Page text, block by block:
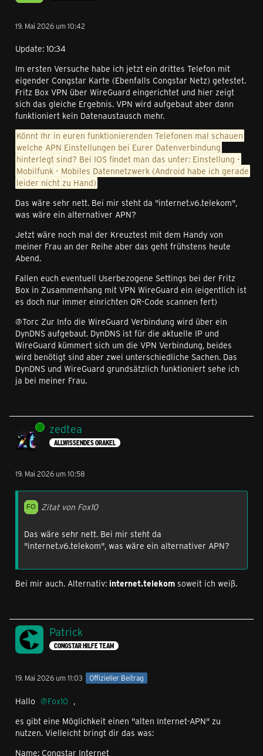
19. Mai 2026 um 10:42
Update: 10:34
Im ersten Versuche habe ich jetzt ein drittes Telefon mit
eigender Congstar Karte (Ebenfalls Congstar Netz) getestet.
Fritz Box VPN über WireGuard eingerichtet und hier zeigt
sich das gleiche Ergebnis. VPN wird aufgebaut aber dann
funktioniert kein Datenaustausch mehr.
Könnt Ihr in euren funktionierenden Telefonen mal schauen
welche APN Einstellungen bei Eurer Datenverbindung
hinterlegt sind? Bei IOS findet man das unter: Einstellung -
Mobilfunk - Mobiles Datennetzwerk (Android habe ich gerade
leider nicht zu Hand)
Das wäre sehr nett. Bei mir steht da "internet.v6.telekom",
was wäre ein alternativer APN?
Jetzt wäre noch mal der Kreuztest mit dem Handy von
meiner Frau an der Reihe aber das geht frühstens heute
Abend.
Fallen euch eventuell Userbezogene Settings bei der Fritz
Box in Zusammenhang mit VPN WireGuard ein (eigentlich ist
es doch nur immer einrichten QR-Code scannen fert)
@Torc Zur Info die WireGuard Verbindung wird über ein
DynDNS aufgebaut. DynDNS ist für die aktuelle IP und
WireGuard kümmert sich um die VPN Verbindung, beides
wird benötigt sind aber zwei unterschiedliche Sachen. Das
DynDNS und WireGuard grundsätzlich funktioniert sehe ich
ja bei meiner Frau.
zedtea
ALLWISSENDES ORAKEL
19. Mai 2026 um 10:58
Zitat von Fox10
Das wäre sehr nett. Bei mir steht da
"internet.v6.telekom", was wäre ein alternativer APN?
Bei mir auch. Alternativ: internet.telekom soweit ich weiß.
Patrick
CONGSTAR HILFE TEAM
19. Mai 2026 um 11:03 Offizieller Beitrag
Hallo Fox10 ,
es gibt eine Möglichkeit einen "alten Internet-APN" zu
nutzen. Vielleicht bringt dir das was:
Name: Congstar Internet